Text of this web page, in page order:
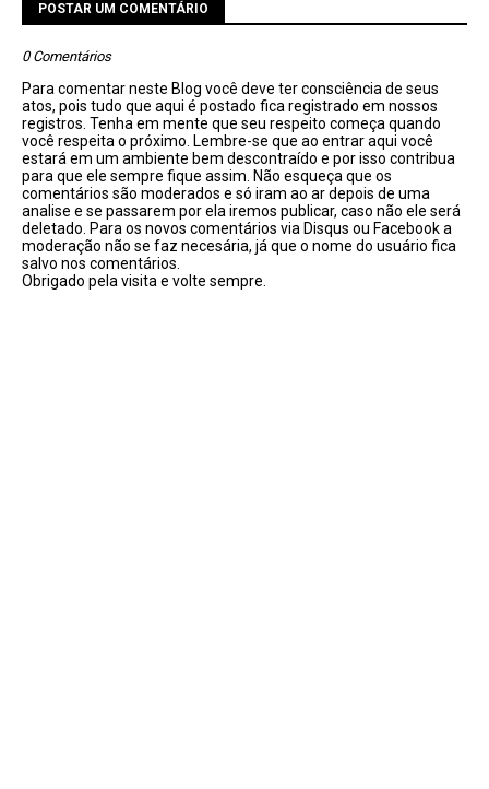
POSTAR UM COMENTÁRIO
0 Comentários
Para comentar neste Blog você deve ter consciência de seus
atos, pois tudo que aqui é postado fica registrado em nossos
registros. Tenha em mente que seu respeito começa quando
você respeita o próximo. Lembre-se que ao entrar aqui você
estará em um ambiente bem descontraído e por isso contribua
para que ele sempre fique assim. Não esqueça que os
comentários são moderados e só iram ao ar depois de uma
analise e se passarem por ela iremos publicar, caso não ele será
deletado. Para os novos comentários via Disqus ou Facebook a
moderação não se faz necesária, já que o nome do usuário fica
salvo nos comentários.
Obrigado pela visita e volte sempre.